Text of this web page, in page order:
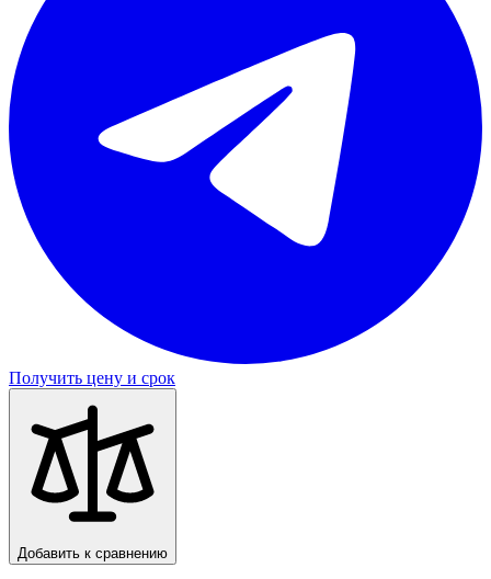
Получить цену и срок
Добавить к сравнению